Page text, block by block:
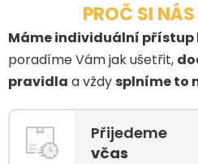
PROČ SI
Máme individuální přístup
poradíme Vám jak ušetřit,
pravidla a vždy splníme to
Přijedeme
včas